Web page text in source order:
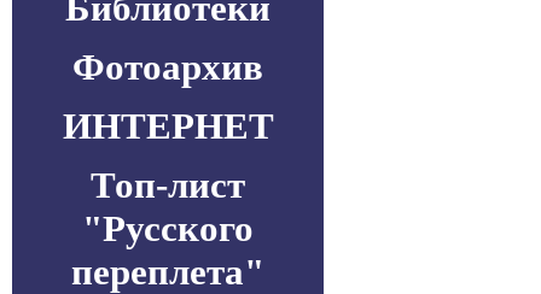
Фотоархив
ИНТЕРНЕТ
Топ-лист
"Русского
переплета"